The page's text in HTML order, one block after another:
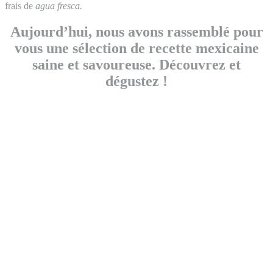
frais de agua fresca.
Aujourd’hui, nous avons rassemblé pour
vous une sélection de recette mexicaine
saine et savoureuse. Découvrez et
dégustez !